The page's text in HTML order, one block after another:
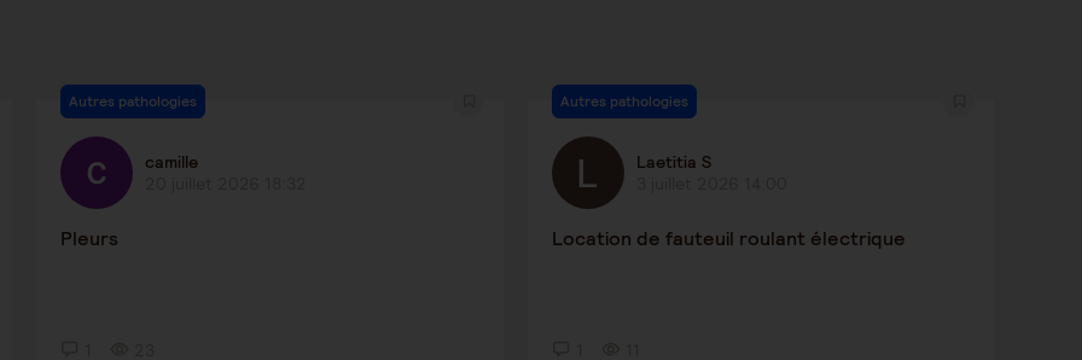
Autres pathologies
camille
Pleurs
Autres pathologies
Laetitia S
Location de fauteuil roulant électrique